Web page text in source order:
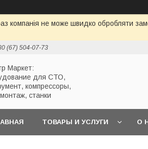
компанія не може швидко обробляти
(67) 504-07-73
Маркет:
для СТО,
компрессоры,
станки
ТОВАРЫ И УСЛУГИ О